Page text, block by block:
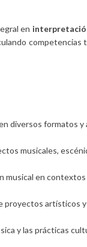
en
competencias
diversos formatos y
musicales,
musical en
proyectos artísticos
y las prácticas